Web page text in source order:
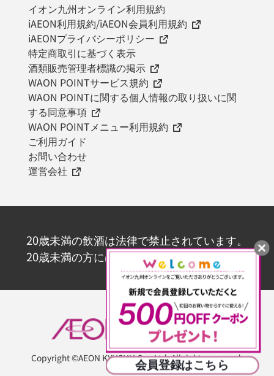
イオン九州オンライン利用規約
iAEON利用規約/iAEON会員利用規約
iAEONプライバシーポリシー
特定商取引に基づく表示
酒類販売管理者標識の掲示
WAON POINTサービス規約
WAON POINTに関する個人情報の取り扱いに関
する同意事項
WAON POINTメニュー利用規約
ご利用ガイド
お問い合わせ
運営会社
20歳未満の飲酒は法律で禁止されています。
20歳未満の方にはお酒を販売いたしません。
Copyright ©AEON KYUSHU Co., Ltd. All rights reserved.